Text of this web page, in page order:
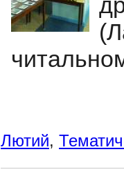
Лютий,